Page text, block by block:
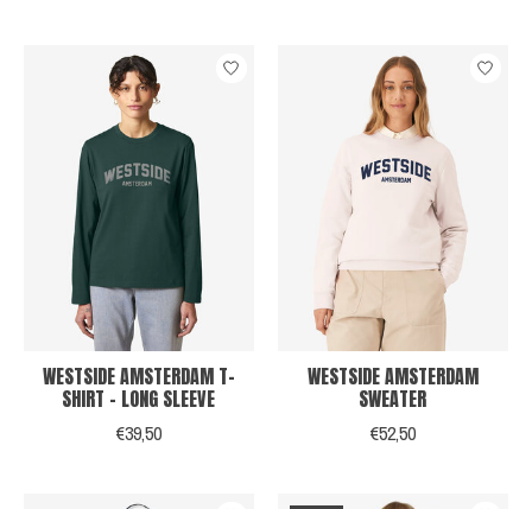
WESTSIDE AMSTERDAM T-
SHIRT - LONG SLEEVE
€39,50
WESTSIDE AMSTERDAM
SWEATER
€52,50